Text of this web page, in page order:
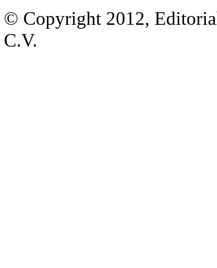
© Copyright 2012,
C.V.